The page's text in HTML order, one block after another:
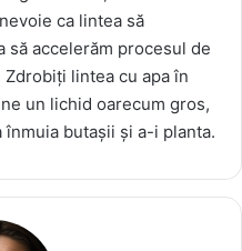
ca lintea să
să accelerăm procesul de
lintea cu apa în
un lichid oarecum gros,
butașii și a-i planta.